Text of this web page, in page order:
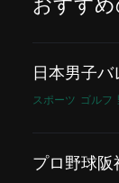
おすす
日本男子
スポーツ ゴルフ
プロ野球